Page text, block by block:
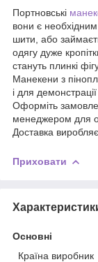
Портновські
вони є
шити, або
одягу дуже
стануть плинкі
Манекени з
і для
Оформіть
менеджером для
Доставка
Приховати
Основні
Країна виробник